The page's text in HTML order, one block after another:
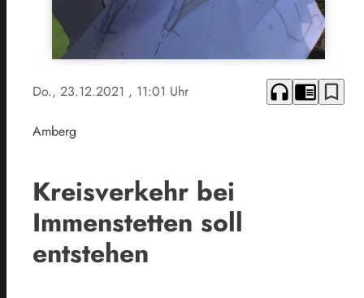
Do., 23.12.2021 , 11:01 Uhr headphones chrome_reader_mode bookmark_border
Amberg
Kreisverkehr bei
Immenstetten soll
entstehen